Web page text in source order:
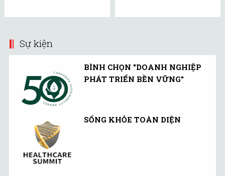
Sự kiện
BÌNH CHỌN "DOANH NGHIỆP
PHÁT TRIỂN BỀN VỮNG"
SỐNG KHỎE TOÀN DIỆN